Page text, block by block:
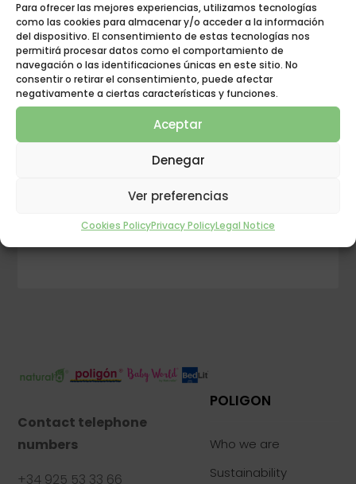
Para ofrecer las mejores experiencias, utilizamos tecnologías
como las cookies para almacenar y/o acceder a la información
del dispositivo. El consentimiento de estas tecnologías nos
permitirá procesar datos como el comportamiento de
navegación o las identificaciones únicas en este sitio. No
consentir o retirar el consentimiento, puede afectar
negativamente a ciertas características y funciones.
Aceptar
Denegar
Ver preferencias
Cookies PolicyPrivacy PolicyLegal Notice
Contact telephone
numbers
+34 925 53 33 66
POLIGON
Who we are
Sustainability